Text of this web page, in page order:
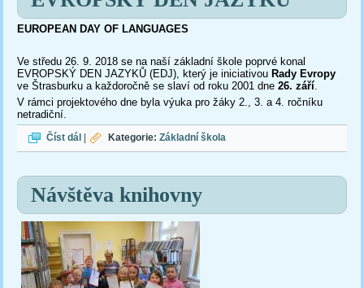
EUROPEAN DAY OF LANGUAGES
Ve středu 26. 9. 2018 se na naší základní škole poprvé konal
EVROPSKÝ DEN JAZYKŮ (EDJ), který je iniciativou Rady Evropy
ve Štrasburku a každoročně se slaví od roku 2001 dne26. září
V rámci projektového dne byla výuka pro žáky 2., 3. a 4. ročníku
netradiční.
Číst dál EVROPSKÝ DEN JAZYKŮ
Kategorie:Základní škola
Návštěva knihovny